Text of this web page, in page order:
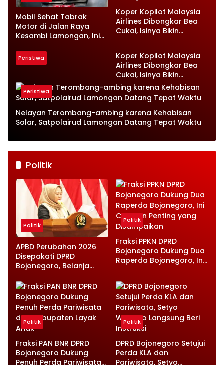
Mobil Sehat Tabrak
Motor di Jalan Raya
Kesambi Lamongan, Ini
Koper Kopilot Malaysia
Airlines Dibongkar Bea
Cukai, Isinya Bikin
Peristiwa
Koper Kopilot Malaysia
Airlines Dibongkar Bea
Cukai, Isinya Bikin
Petugas Terkejut
Peristiwa
Nelayan Terombang-ambing karena Kehabisan
Solar, Satpolairud Lamongan Datang Tepat Waktu
Politik
Politik
APBD Perubahan 2026
Disepakati DPRD
Bojonegoro, Belanja
Infrastruktur Diperkuat
Politik
Fraksi PPKN DPRD
Bojonegoro Dukung Dua
Raperda Bojonegoro, Ini
Disampaikan
Politik
Fraksi PAN BNR DPRD
Bojonegoro Dukung
Penuh Perda Pariwisata
Politik
DPRD Bojonegoro Setujui
Perda KLA dan
Pariwisata, Setyo